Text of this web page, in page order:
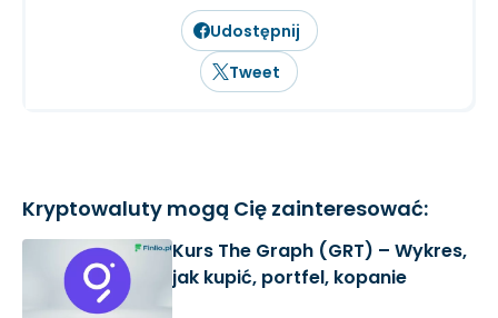
Udostępnij
Tweet
Kryptowaluty mogą Cię zainteresować:
Kurs The Graph (GRT) – Wykres,
jak kupić, portfel, kopanie